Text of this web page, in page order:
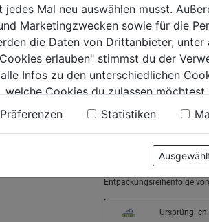
Mal neu auswählen musst.
Marketingzwecken sowie für die
die Daten von Drittanbieter,
erlauben" stimmst du der
Infos zu den unterschiedlichen
welche Cookies du zulassen
findest du in unserer
Präferenzen Statistiken